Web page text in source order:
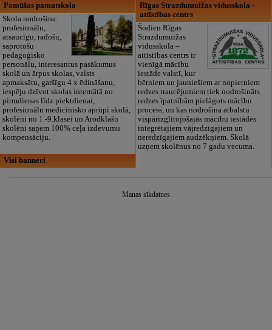
Pamūšas pamatskola
Skola nodrošina:
profesionālu,
atsaucīgu, radošu,
saprotošu
pedagoģisko
personālu, interesantus pasākumus
skolā un ārpus skolas, valsts
apmaksātu, garšīgu 4 x ēdināšanu,
iespēju dzīvot skolas internātā no
pirmdienas līdz piektdienai,
profesionālu medicīnisko aprūpi skolā,
skolēni no 1.-9.klasei un Arodklašu
skolēni saņem 100% ceļa izdevumu
kompensāciju.
Rīgas Strazdumuižas vidusskola -
attīstības centrs
Šodien Rīgas
Strazdumuižas
vidusskola –
attīstības centrs ir
vienīgā mācību
iestāde valstī, kur
bērniem un jauniešiem ar nopietniem
redzes traucējumiem tiek nodrošināts
redzes īpatnībām pielāgots mācību
process, un kas nodrošina atbalstu
vispārizglītojošajās mācību iestādēs
integrētajiem vājredzīgajiem un
neredzīgajiem audzēkņiem. Skolā
uzņem skolēnus no 7 gadu vecuma.
Visi banneri
Manas sīkdatnes